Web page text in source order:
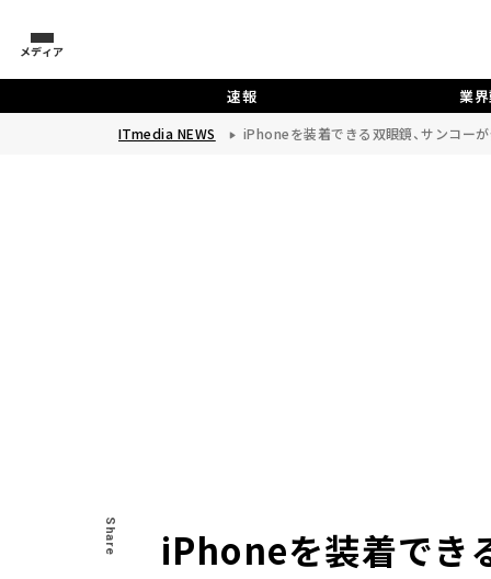
メディア
速報 業
ITmedia NEWS iPhoneを装着できる双眼鏡、サンコー
Share iPhoneを装着でき